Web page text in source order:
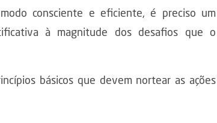
consciente e eficiente, é preciso um
à magnitude dos desafios que o
básicos que devem nortear as ações